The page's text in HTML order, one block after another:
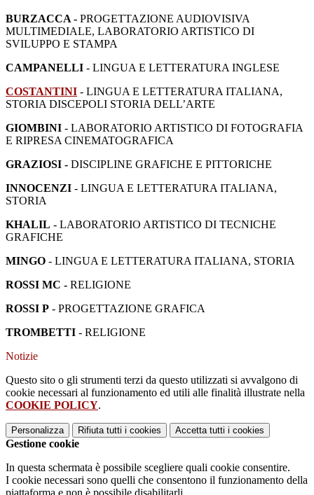
BURZACCA - PROGETTAZIONE AUDIOVISIVA
MULTIMEDIALE, LABORATORIO ARTISTICO DI
SVILUPPO E STAMPA
CAMPANELLI - LINGUA E LETTERATURA INGLESE
COSTANTINI - LINGUA E LETTERATURA ITALIANA,
STORIA DISCEPOLI STORIA DELL’ARTE
GIOMBINI - LABORATORIO ARTISTICO DI FOTOGRAFIA
E RIPRESA CINEMATOGRAFICA
GRAZIOSI - DISCIPLINE GRAFICHE E PITTORICHE
INNOCENZI - LINGUA E LETTERATURA ITALIANA,
STORIA
KHALIL - LABORATORIO ARTISTICO DI TECNICHE
GRAFICHE
MINGO - LINGUA E LETTERATURA ITALIANA, STORIA
ROSSI MC - RELIGIONE
ROSSI P - PROGETTAZIONE GRAFICA
TROMBETTI - RELIGIONE
Notizie
Questo sito o gli strumenti terzi da questo utilizzati si avvalgono di
cookie necessari al funzionamento ed utili alle finalità illustrate nella
COOKIE POLICY.
Personalizza Rifiuta tutti i cookies Accetta tutti i cookies
Gestione cookie
In questa schermata è possibile scegliere quali cookie consentire.
I cookie necessari sono quelli che consentono il funzionamento della